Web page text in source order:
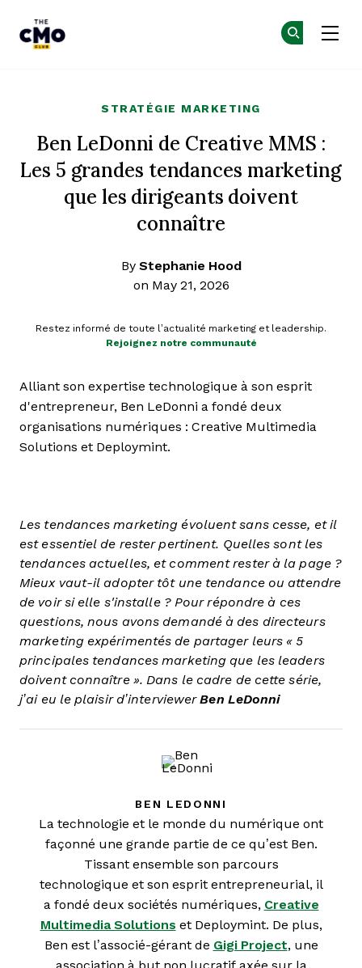
STRATÉGIE MARKETING
Ben LeDonni de Creative MMS :
Les 5 grandes tendances marketing
que les dirigeants doivent
connaître
By Stephanie Hood
on May 21, 2026
Restez informé de toute l’actualité marketing et leadership.
Rejoignez notre communauté
Alliant son expertise technologique à son esprit
d'entrepreneur, Ben LeDonni a fondé deux
organisations numériques : Creative Multimedia
Solutions et Deploymint.
Les tendances marketing évoluent sans cesse, et il
est essentiel de rester pertinent. Quelles sont les
tendances actuelles, et comment rester à la page ?
Mieux vaut-il adopter tôt une tendance ou attendre
de voir si elle s'installe ? Pour répondre à ces
questions, nous avons demandé à des directeurs
marketing expérimentés de partager leurs « 5
principales tendances marketing que les leaders
doivent connaître ». Dans le cadre de cette série,
j’ai eu le plaisir d’interviewerBen LeDonni
BEN LEDONNI
La technologie et le monde du numérique ont
façonné une grande partie de ce qu’est Ben.
Tissant ensemble son parcours
technologique et son esprit entrepreneurial, il
a fondé deux sociétés numériques, Creative
Multimedia Solutions et Deploymint. De plus,
Ben est l’associé-gérant de Gigi Project, une
association à but non lucratif axée sur la